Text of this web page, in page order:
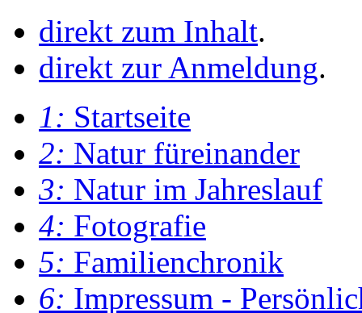
direkt zum Inhalt.
direkt zur Anmeldung.
1: Startseite
2: Natur füreinander
3: Natur im Jahreslauf
4: Fotografie
5: Familienchronik
6: Impressum -